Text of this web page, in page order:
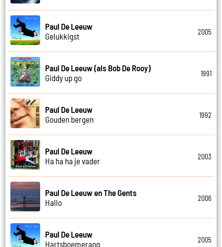
Paul De Leeuw
Gelukkigst
2005
Paul De Leeuw (als Bob De Rooy)
Giddy up go
1991
Paul De Leeuw
Gouden bergen
1992
Paul De Leeuw
Ha ha ha je vader
2003
Paul De Leeuw en The Gents
Hallo
2006
Paul De Leeuw
Hartsboemerang
2005